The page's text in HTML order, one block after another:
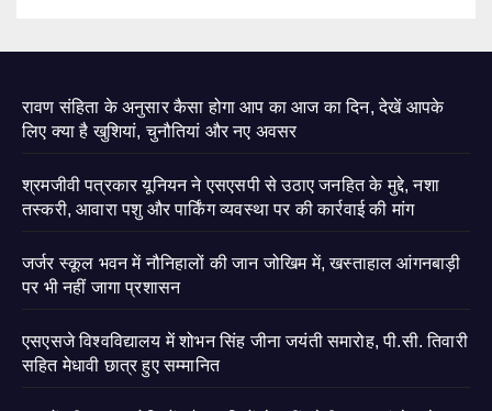
रावण संहिता के अनुसार कैसा होगा आप का आज का दिन, देखें आपके
लिए क्या है खुशियां, चुनौतियां और नए अवसर
श्रमजीवी पत्रकार यूनियन ने एसएसपी से उठाए जनहित के मुद्दे, नशा
तस्करी, आवारा पशु और पार्किंग व्यवस्था पर की कार्रवाई की मांग
जर्जर स्कूल भवन में नौनिहालों की जान जोखिम में, खस्ताहाल आंगनबाड़ी
पर भी नहीं जागा प्रशासन
एसएसजे विश्वविद्यालय में शोभन सिंह जीना जयंती समारोह, पी.सी. तिवारी
सहित मेधावी छात्र हुए सम्मानित